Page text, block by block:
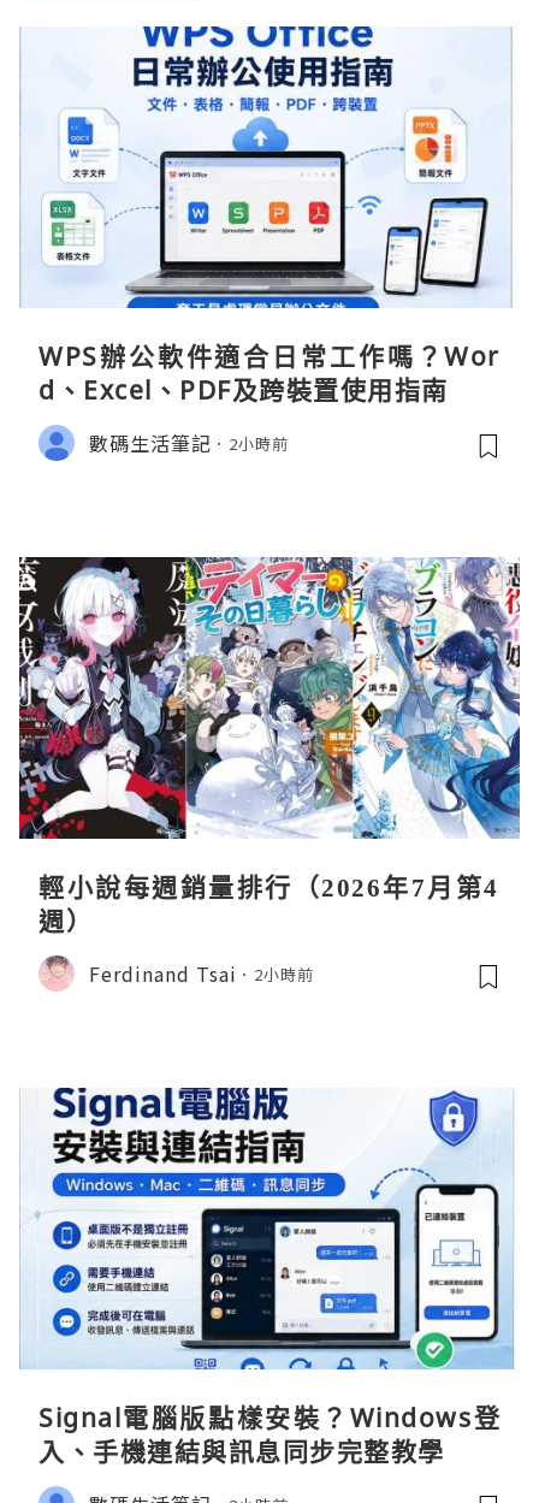
WPS辦公軟件適合日常工作嗎？Wor
d、Excel、PDF及跨裝置使用指南
數碼生活筆記 2小時前
輕小說每週銷量排行（2026年7月第4
週）
Ferdinand Tsai 2小時前
Signal電腦版點樣安裝？Windows登
入、手機連結與訊息同步完整教學